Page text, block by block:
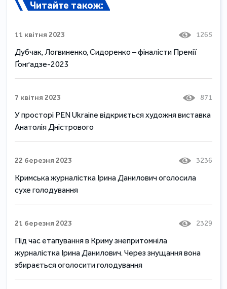
Читайте також:
11 квітня 2023 1265
Дубчак, Логвиненко, Сидоренко – фіналісти Премії
Ґонґадзе-2023
7 квітня 2023 871
У просторі PEN Ukraine відкриється художня виставка
Анатолія Дністрового
22 березня 2023 3236
Кримська журналістка Ірина Данилович оголосила
сухе голодування
21 березня 2023 2329
Під час етапування в Криму знепритомніла
журналістка Ірина Данилович. Через знущання вона
збирається оголосити голодування